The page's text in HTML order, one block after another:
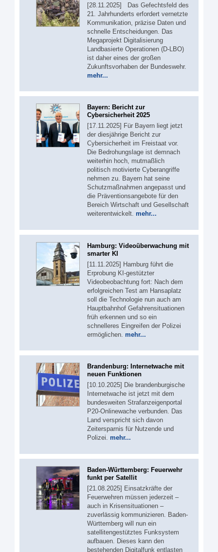
[28.11.2025] Das Gefechtsfeld des
21. Jahrhunderts erfordert vernetzte
Kommunikation, präzise Daten und
schnelle Entscheidungen. Das
Megaprojekt Digitalisierung
Landbasierte Operationen (D-LBO)
ist daher eines der großen
Zukunftsvorhaben der Bundeswehr.
mehr...
Bayern: Bericht zur
Cybersicherheit 2025
[17.11.2025] Für Bayern liegt jetzt
der diesjährige Bericht zur
Cybersicherheit im Freistaat vor.
Die Bedrohungslage ist demnach
weiterhin hoch, mutmaßlich
politisch motivierte Cyberangriffe
nehmen zu. Bayern hat seine
Schutzmaßnahmen angepasst und
die Präventionsangebote für den
Bereich Wirtschaft und Gesellschaft
weiterentwickelt. mehr...
Hamburg: Videoüberwachung mit
smarter KI
[11.11.2025] Hamburg führt die
Erprobung KI-gestützter
Videobeobachtung fort: Nach dem
erfolgreichen Test am Hansaplatz
soll die Technologie nun auch am
Hauptbahnhof Gefahrensituationen
früh erkennen und so ein
schnelleres Eingreifen der Polizei
ermöglichen. mehr...
Brandenburg: Internetwache mit
neuen Funktionen
[10.10.2025] Die brandenburgische
Internetwache ist jetzt mit dem
bundesweiten Strafanzeigenportal
P20-Onlinewache verbunden. Das
Land verspricht sich davon
Zeitersparnis für Nutzende und
Polizei. mehr...
Baden-Württemberg: Feuerwehr
funkt per Satellit
[21.08.2025] Einsatzkräfte der
Feuerwehren müssen jederzeit –
auch in Krisensituationen –
zuverlässig kommunizieren. Baden-
Württemberg will nun ein
satellitengestütztes Funksystem
aufbauen. Dieses kann den
bestehenden Digitalfunk entlasten